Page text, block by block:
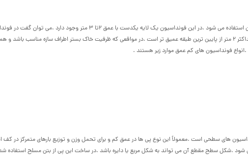
برای سازه های سبک که وزن کمتری دارند از این نوع فونداسیون استفاده می شود .در این فونداسیون یک لایه یکدست با عمق ۲تا ۳ متر وجود دارد
سطحی عمق آن از عرض فونداسیون کمتر است .پی سطحی حداکثر ۲ متر از پایین ترین طبقه عمیق تر است .در مواقعی که ظرفیت خاک بستر اطراف سازه مناسب باشد
فونداسیون های کم عمق موارد زیر هستند .
های سطحی است .معمولاً این نوع پی ها در عمق کم و برای تحمل وزن و توزیع بارهای متمرکز در کف
استفاده نمی شود .شکل سطح مقطع آن می تواند به شکل مربع یا دایره باشد .در ساخت این پی از بتن مسلح استفاده